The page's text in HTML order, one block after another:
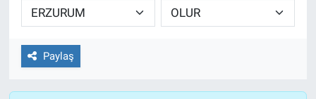
Paylaş
EĞİTİM
ÖZEL HABER